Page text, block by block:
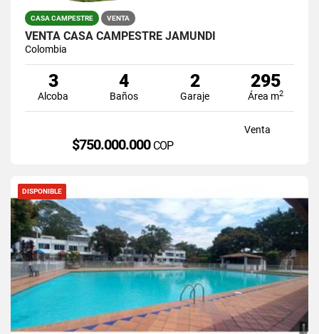
CASA CAMPESTRE VENTA
VENTA CASA CAMPESTRE JAMUNDI
Colombia
3
Alcoba
4
Baños
2
Garaje
295
Área m2
Venta
$750.000.000 COP
DISPONIBLE